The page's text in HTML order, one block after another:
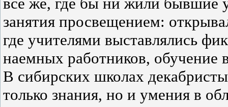
занятия просвещением:
где учителями выставлялись
наемных работников, обучение
В сибирских школах
только знания, но и умения в